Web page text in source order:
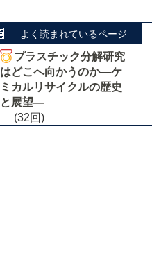
よく読まれているページ
プラスチック分解研究
はどこへ向かうのか―ケ
ミカルリサイクルの歴史
と展望―
(32回)